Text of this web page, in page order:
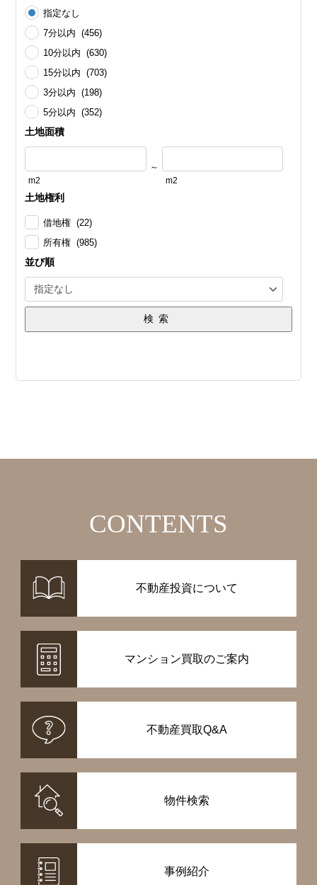
指定なし
7分以内 (456)
10分以内 (630)
15分以内 (703)
3分以内 (198)
5分以内 (352)
土地面積
m2
～
m2
土地権利
借地権 (22)
所有権 (985)
並び順
検索
CONTENTS
不動産投資について
マンション買取のご案内
不動産買取Q&A
物件検索
事例紹介